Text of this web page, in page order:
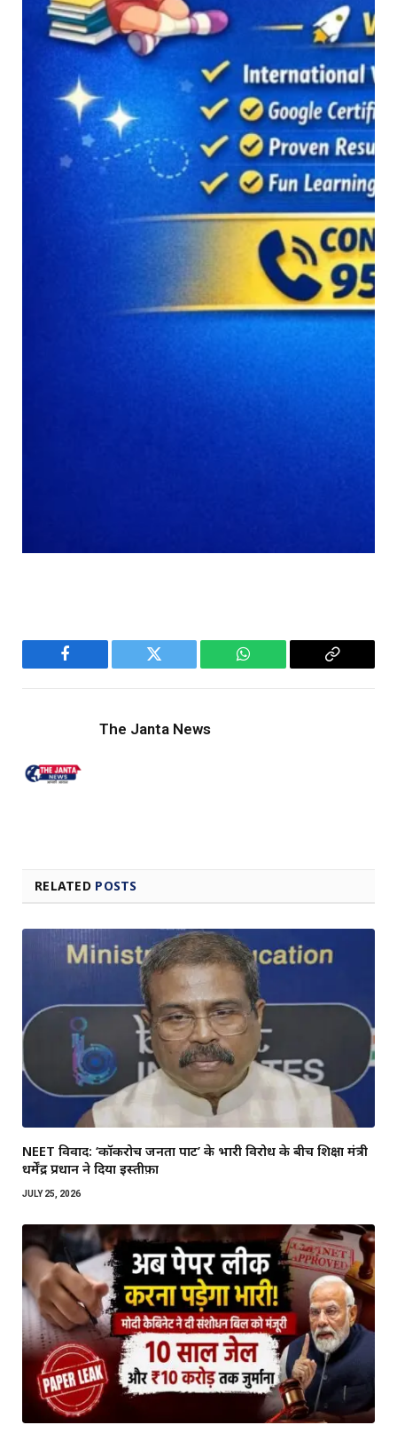
Facebook Twitter WhatsApp
Copy
The Janta News
RELATED POSTS
NEET विवाद: ‘कॉकरोच जनता पार्टी’ के भारी विरोध के बीच शिक्षा मंत्री
धर्मेंद्र प्रधान ने दिया इस्तीफ़ा
JULY 25, 2026